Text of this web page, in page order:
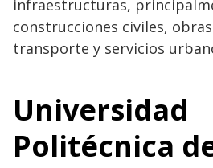
infraestructuras,
construcciones civiles,
transporte y servicios
Universidad
Politécnica